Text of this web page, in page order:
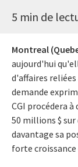
5 min de
Montreal
aujourd'hui
d'affaires
demande
CGI procédera
50 millions $
davantage sa
forte croissance